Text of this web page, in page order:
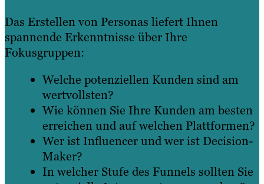
Das Erstellen von Personas liefert Ihnen
spannende Erkenntnisse über Ihre
Fokusgruppen:
Welche potenziellen Kunden sind am
wertvollsten?
Wie können Sie Ihre Kunden am besten
erreichen und auf welchen Plattformen?
Wer ist Influencer und wer ist Decision-
Maker?
In welcher Stufe des Funnels sollten Sie